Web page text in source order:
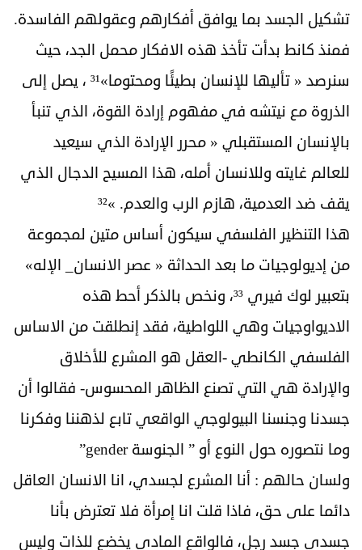
تشكيل الجسد بما يوافق أفكارهم وعقولهم الفاسدة.
فمنذ كانط بدأت تأخذ هذه الافكار محمل الجد، حيث
سنرصد « تأليها للإنسان بطيئًا ومحتوما»³¹ ، يصل إلى
الذروة مع نيتشه في مفهوم إرادة القوة، الذي تنبأ
بالإنسان المستقبلي « محرر الإرادة الذي سيعيد
للعالم غايته وللانسان أمله، هذا المسيح الدجال الذي
يقف ضد العدمية، هازم الرب والعدم. »³²
هذا التنظير الفلسفي سيكون أساس متين لمجموعة
من إديولوجيات ما بعد الحداثة « عصر الانسان_ الإله»
بتعبير لوك فيري ³³، ونخص بالذكر أحط هذه
الاديواوجيات وهي اللواطية، فقد إنطلقت من الاساس
الفلسفي الكانطي -العقل هو المشرع للأخلاق
والإرادة هي التي تصنع الظاهر المحسوس- فقالوا أن
جسدنا وجنسنا البيولوجي الواقعي تابع لذهننا وفكرنا
وما نتصوره حول النوع أو ” الجنوسة gender”
ولسان حالهم : أنا المشرع لجسدي، انا الانسان العاقل
دائما على حق، فاذا قلت انا إمرأة فلا تعترض بأنا
جسدي جسد رجل، فالواقع المادي يخضع للذات وليس